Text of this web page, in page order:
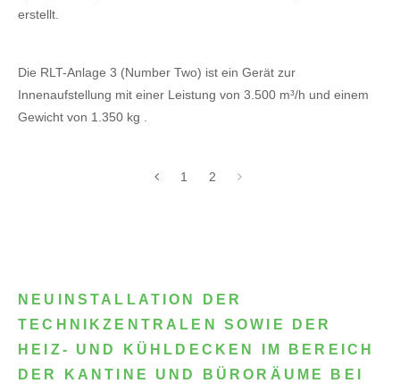
erstellt.
Die RLT-Anlage 3 (Number Two) ist ein Gerät zur
Innenaufstellung mit einer Leistung von 3.500 m³/h und einem
Gewicht von 1.350 kg .
1 2
NEUINSTALLATION DER
TECHNIKZENTRALEN SOWIE DER
HEIZ- UND KÜHLDECKEN IM BEREICH
DER KANTINE UND BÜRORÄUME BEI